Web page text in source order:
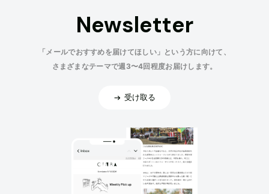
Newsletter
「メールでおすすめを届けてほしい」という方に向けて、
さまざまなテーマで週3〜4回程度お届けします。
受け取る